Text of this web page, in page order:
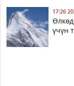
17:26
үчүн